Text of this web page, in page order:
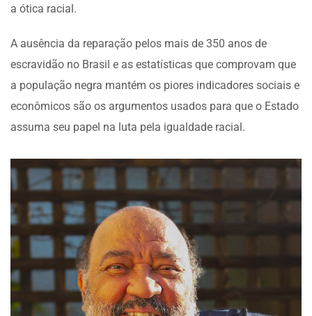
a ótica racial.
A ausência da reparação pelos mais de 350 anos de
escravidão no Brasil e as estatísticas que comprovam que
a população negra mantém os piores indicadores sociais e
econômicos são os argumentos usados para que o Estado
assuma seu papel na luta pela igualdade racial.